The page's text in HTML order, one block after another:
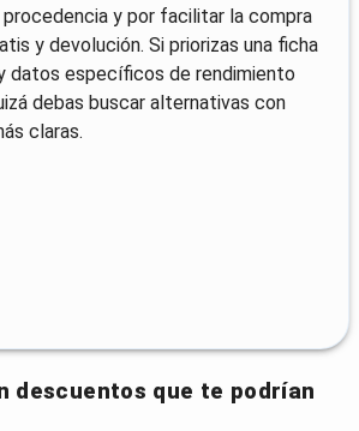
y por facilitar la compra
y devolución. Si priorizas una ficha
datos específicos de rendimiento
debas buscar alternativas con
claras.
descuentos que te podrían